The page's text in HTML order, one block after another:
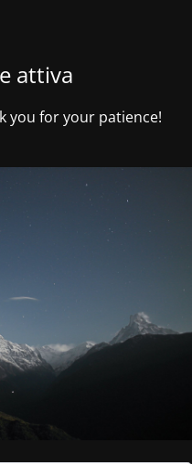
attiva
you for your patience!